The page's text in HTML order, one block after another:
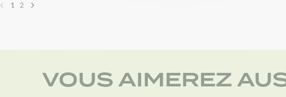
Précédent
1 2 Suivant
VOUS AIMEREZ